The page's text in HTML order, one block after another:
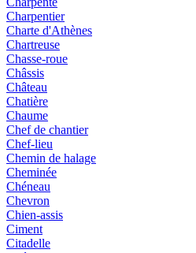
Charpentier
Charte d'Athènes
Chartreuse
Chasse-roue
Châssis
Château
Chatière
Chaume
Chef de chantier
Chef-lieu
Chemin de halage
Cheminée
Chéneau
Chevron
Chien-assis
Ciment
Citadelle